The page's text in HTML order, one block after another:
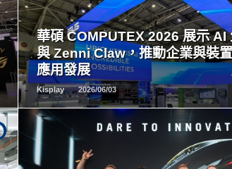
華碩 COMPUTEX 2026 展示 AI
與 Zenni Claw，推動企業與裝
應用發展
Kisplay 2026/06/03
READ
MORE